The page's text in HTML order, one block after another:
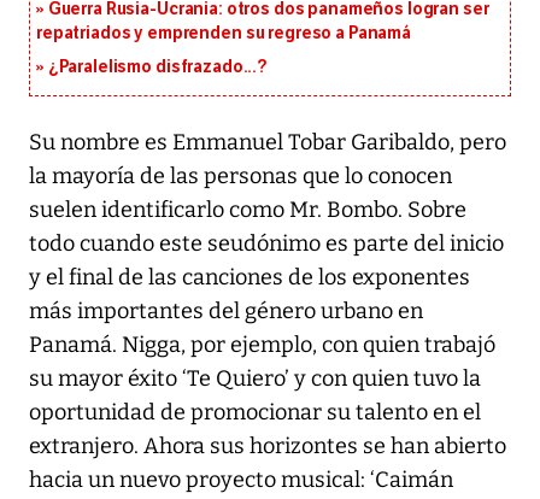
Guerra Rusia-Ucrania: otros dos panameños logran ser
repatriados y emprenden su regreso a Panamá
¿Paralelismo disfrazado...?
Su nombre es Emmanuel Tobar Garibaldo, pero
la mayoría de las personas que lo conocen
suelen identificarlo como Mr. Bombo. Sobre
todo cuando este seudónimo es parte del inicio
y el final de las canciones de los exponentes
más importantes del género urbano en
Panamá. Nigga, por ejemplo, con quien trabajó
su mayor éxito ‘Te Quiero’ y con quien tuvo la
oportunidad de promocionar su talento en el
extranjero. Ahora sus horizontes se han abierto
hacia un nuevo proyecto musical: ‘Caimán